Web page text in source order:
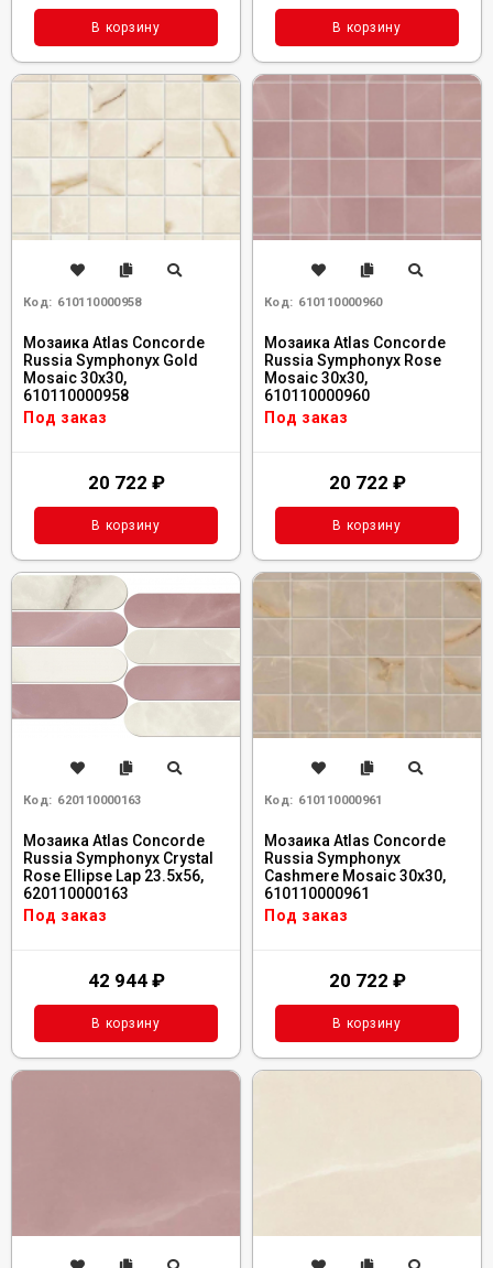
В корзину В корзину
Код: 610110000958
Мозаика Atlas Concorde
Russia Symphonyx Gold
Mosaic 30x30,
610110000958
Под заказ
20 722 ₽
В корзину
Код: 610110000960
Мозаика Atlas Concorde
Russia Symphonyx Rose
Mosaic 30x30,
610110000960
Под заказ
20 722 ₽
В корзину
Код: 620110000163
Мозаика Atlas Concorde
Russia Symphonyx Crystal
Rose Ellipse Lap 23.5x56,
620110000163
Под заказ
42 944 ₽
В корзину
Код: 610110000961
Мозаика Atlas Concorde
Russia Symphonyx
Cashmere Mosaic 30x30,
610110000961
Под заказ
20 722 ₽
В корзину